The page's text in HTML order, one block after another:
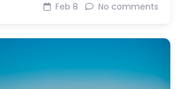
Feb 8 No comments